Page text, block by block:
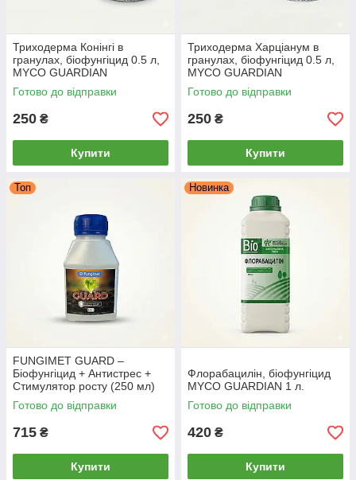
Триходерма Конінгі в
гранулах, біофунгіцид 0.5 л,
MYCO GUARDIAN
Готово до відправки
250 ₴
Купити
Триходерма Харціанум в
гранулах, біофунгіцид 0.5 л,
MYCO GUARDIAN
Готово до відправки
250 ₴
Купити
Топ
FUNGIMET GUARD –
Біофунгіцид + Антистрес +
Стимулятор росту (250 мл)
Готово до відправки
715 ₴
Купити
Новинка
Флорабацилін, біофунгіцид
MYCO GUARDIAN 1 л.
Готово до відправки
420 ₴
Купити